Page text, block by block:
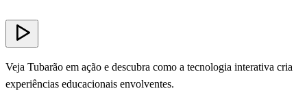
Veja Tubarão em ação e descubra como a tecnologia interativa cria
experiências educacionais envolventes.